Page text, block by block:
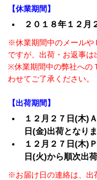
【休業期間】
２０１８年１２月
※休業期間中のメールや
ですが、出荷・お返事は
※休業期間中の弊社への
わせてご了承ください。
【出荷期間】
１２月２７日(木
日(金)出荷となりま
１２月２７日(木
日(火)から順次出
※お届け日の連絡は、出